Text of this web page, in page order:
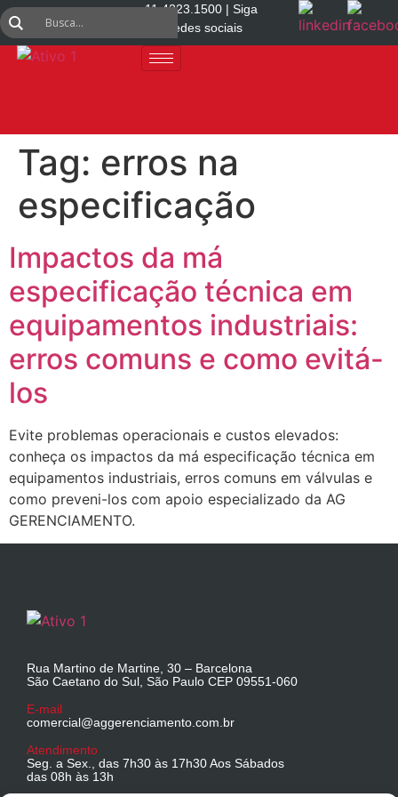
11 4223.1500 | Siga
nas redes sociais
Tag: erros na
especificação
Impactos da má
especificação técnica em
equipamentos industriais:
erros comuns e como evitá-
los
Evite problemas operacionais e custos elevados:
conheça os impactos da má especificação técnica em
equipamentos industriais, erros comuns em válvulas e
como preveni-los com apoio especializado da AG
GERENCIAMENTO.
Rua Martino de Martine, 30 – Barcelona
São Caetano do Sul, São Paulo CEP 09551-060
E-mail
comercial@aggerenciamento.com.br
Atendimento
Seg. a Sex., das 7h30 às 17h30 Aos Sábados
das 08h às 13h